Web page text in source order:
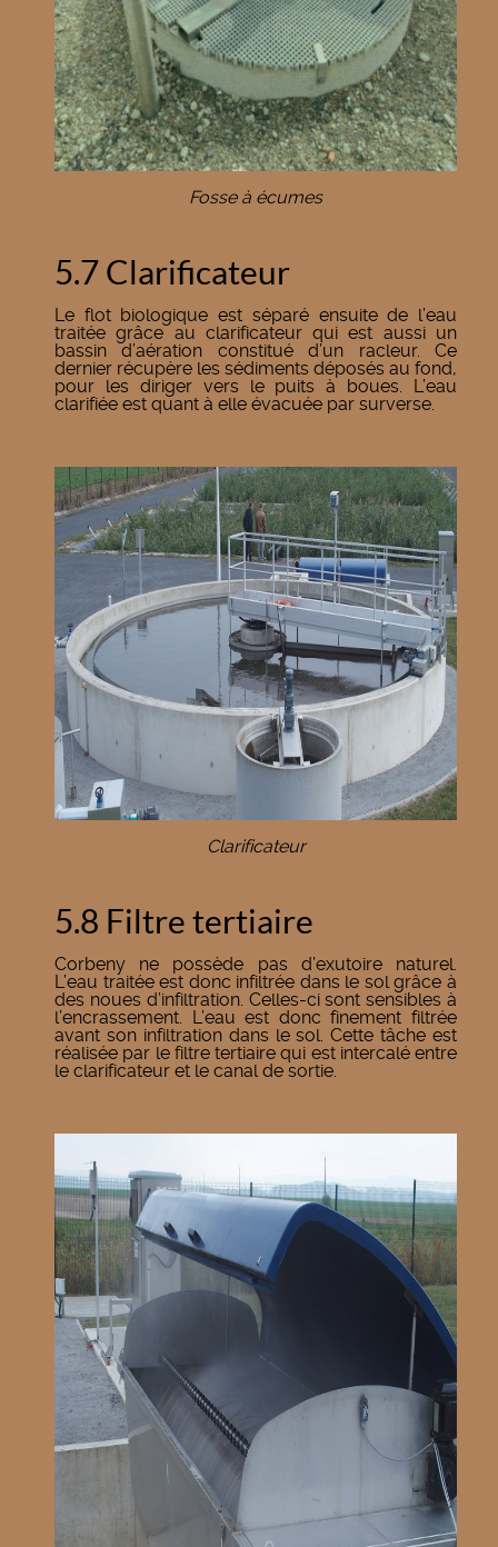
Fosse à écumes
5.7 Clarificateur
Le flot biologique est séparé ensuite de l’eau
traitée grâce au clarificateur qui est aussi un
bassin d’aération constitué d’un racleur. Ce
dernier récupère les sédiments déposés au fond,
pour les diriger vers le puits à boues. L’eau
clarifiée est quant à elle évacuée par surverse.
Clarificateur
5.8 Filtre tertiaire
Corbeny ne possède pas d’exutoire naturel.
L’eau traitée est donc infiltrée dans le sol grâce à
des noues d’infiltration. Celles-ci sont sensibles à
l’encrassement. L’eau est donc finement filtrée
avant son infiltration dans le sol. Cette tâche est
réalisée par le filtre tertiaire qui est intercalé entre
le clarificateur et le canal de sortie.